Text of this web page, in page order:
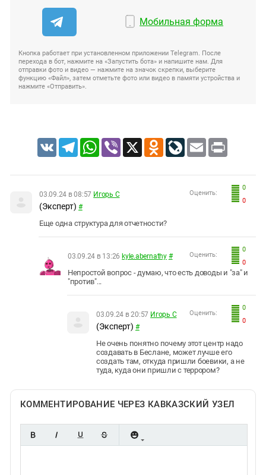
Мобильная форма
Кнопка работает при установленном приложении Telegram. После
перехода в бот, нажмите на «Запустить бота» и напишите нам. Для
отправки фото и видео — нажмите на значок скрепки, выберите
функцию «Файл», затем отметьте фото или видео в памяти устройства и
нажмите «Отправить».
VK TelegramWhatsApp
Viber X Odnoklassniki
LiveJournal
Email Print
0
0
Оценить:
03.09.24 в 08:57 Игорь С
(Эксперт) #
Еще одна структура для отчетности?
0
0
Оценить:
03.09.24 в 13:26 kyle.abernathy #
Непростой вопрос - думаю, что есть доводы и "за" и
"против"...
0
0
Оценить:
03.09.24 в 20:57 Игорь С
(Эксперт) #
Не очень понятно почему этот центр надо
создавать в Беслане, может лучше его
создать там, откуда пришли боевики, а не
туда, куда они пришли с террором?
КОММЕНТИРОВАНИЕ ЧЕРЕЗ КАВКАЗСКИЙ УЗЕЛ